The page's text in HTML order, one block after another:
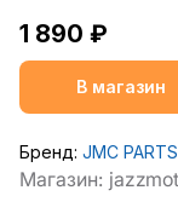
1 890 ₽
В магазин
Бренд: JMC PARTS